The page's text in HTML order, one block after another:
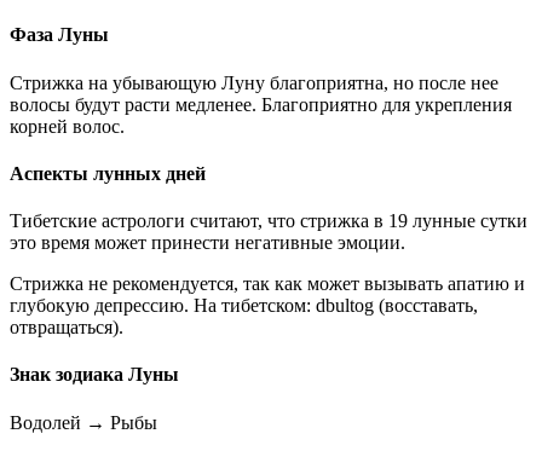
Фаза Луны
Стрижка на убывающую Луну благоприятна, но после нее
волосы будут расти медленее. Благоприятно для укрепления
корней волос.
Аспекты лунных дней
Тибетские астрологи считают, что стрижка в 19 лунные сутки
это время может принести негативные эмоции.
Стрижка не рекомендуется, так как может вызывать апатию и
глубокую депрессию. На тибетском: dbultog (восставать,
отвращаться).
Знак зодиака Луны
Водолей → Рыбы